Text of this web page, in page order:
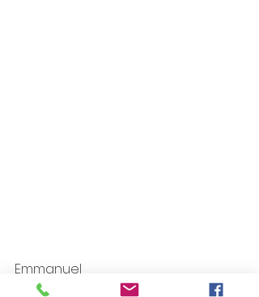
Emmanuel